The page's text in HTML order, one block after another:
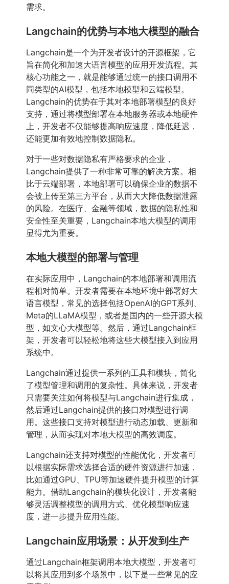
需求。
Langchain的优势与本地大模型的融合
Langchain是一个为开发者设计的开源框架，它
旨在简化和加速大语言模型的应用开发流程。其
核心功能之一，就是能够通过统一的接口调用不
同类型的AI模型，包括本地模型和云端模型。
Langchain的优势在于其对本地部署模型的良好
支持，通过将模型部署在本地服务器或本地硬件
上，开发者不仅能够提高响应速度，降低延迟，
还能更加有效地控制数据隐私。
对于一些对数据隐私有严格要求的企业，
Langchain提供了一种非常可靠的解决方案。相
比于云端部署，本地部署可以确保企业的数据不
会被上传至第三方平台，从而大大降低数据泄露
的风险。在医疗、金融等领域，数据的隐私性和
安全性至关重要，Langchain本地大模型的调用
显得尤为重要。
本地大模型的部署与管理
在实际应用中，Langchain的本地部署和调用流
程相对简单。开发者需要在本地环境中部署好大
语言模型，常见的选择包括OpenAI的GPT系列、
Meta的LLaMA模型，或者是国内的一些开源大模
型，如文心大模型等。然后，通过Langchain框
架，开发者可以轻松地将这些大模型接入到应用
系统中。
Langchain通过提供一系列的工具和模块，简化
了模型管理和调用的复杂性。具体来说，开发者
只需要关注如何将模型与Langchain进行集成，
然后通过Langchain提供的接口对模型进行调
用。这些接口支持对模型进行动态加载、更新和
管理，从而实现对本地大模型的高效调度。
Langchain还支持对模型的性能优化，开发者可
以根据实际需求选择合适的硬件资源进行加速，
比如通过GPU、TPU等加速硬件提升模型的计算
能力。借助Langchain的模块化设计，开发者能
够灵活调整模型的调用方式、优化模型响应速
度，进一步提升应用性能。
Langchain应用场景：从开发到生产
通过Langchain框架调用本地大模型，开发者可
以将其应用到多个场景中，以下是一些常见的应